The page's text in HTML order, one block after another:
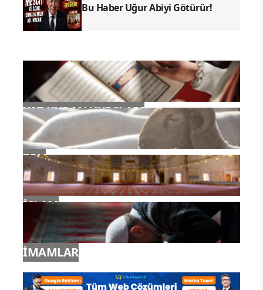
Bu Haber Uğur Abiyi Götürür!
YAZ KURAN KURSLARI
TDV
İSLAM
İMAMLAR